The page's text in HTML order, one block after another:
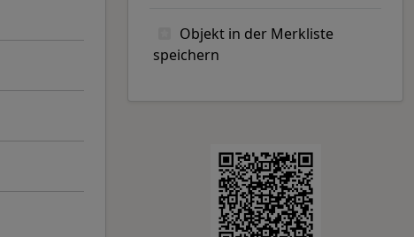
Objekt in der Merkliste
speichern